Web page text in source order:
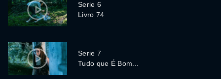
Serie 6
Livro 74
Serie 7
Tudo que É Bom...